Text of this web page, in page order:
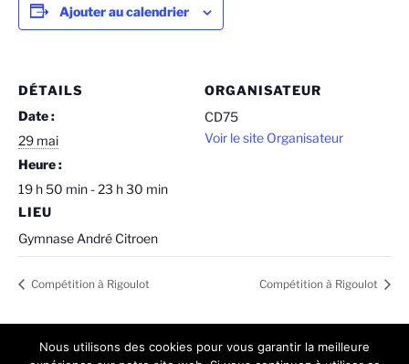
Ajouter au calendrier
DÉTAILS
Date :
29 mai
Heure :
19 h 50 min - 23 h 30 min
LIEU
Gymnase André Citroen
ORGANISATEUR
CD75
Voir le site Organisateur
Compétition à Rigoulot Compétition à Rigoulot
Nous utilisons des cookies pour vous garantir la meilleure